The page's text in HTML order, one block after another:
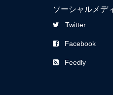
ソーシャルメデ
Twitter
Facebook
Feedly